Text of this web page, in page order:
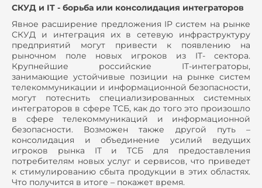
СКУД и IT - борьба или консолидация интеграторов
Явное расширение предложения IP систем на рынке
СКУД и интеграция их в сетевую инфраструктуру
предприятий могут привести к появлению на
рыночном поле новых игроков из IT- сектора.
Крупнейшие российские IT-интеграторы,
занимающие устойчивые позиции на рынке систем
телекоммуникации и информационной безопасности,
могут потеснить специализированных системных
интеграторов в сфере ТСБ, как до того это произошло
в сфере телекоммуникаций и информационной
безопасности. Возможен также другой путь –
консолидация и объединение усилий ведущих
игроков рынка IT и ТСБ для предоставления
потребителям новых услуг и сервисов, что приведет
к стимулированию сбыта продукции в этих областях.
Что получится в итоге – покажет время.